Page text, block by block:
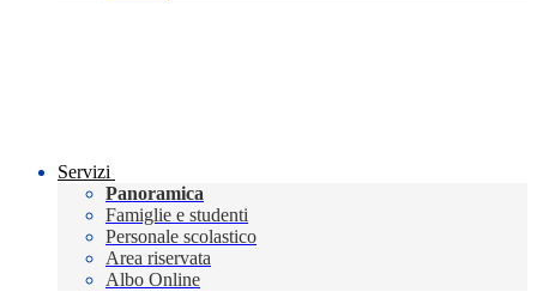
Servizi
Panoramica
Famiglie e studenti
Personale scolastico
Area riservata
Albo Online